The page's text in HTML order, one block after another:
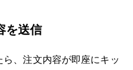
を送信
、注文内容が即座にキッ